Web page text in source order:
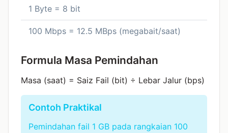
1 Byte = 8 bit
100 Mbps = 12.5 MBps (megabait/saat)
Formula Masa Pemindahan
Masa (saat) = Saiz Fail (bit) ÷ Lebar Jalur (bps)
Contoh Praktikal
Pemindahan fail 1 GB pada rangkaian 100